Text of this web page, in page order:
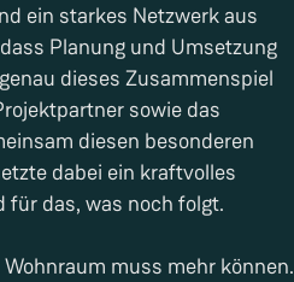
ein starkes Netzwerk aus
Planung und Umsetzung
dieses Zusammenspiel
sowie das
diesen besonderen
dabei ein kraftvolles
das, was noch folgt.
muss mehr können.